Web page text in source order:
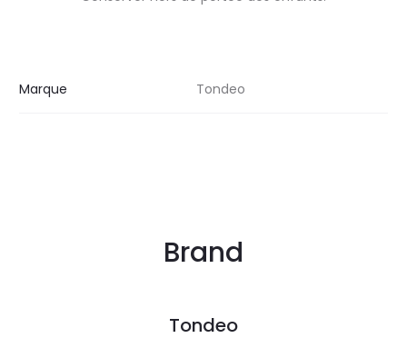
Marque Tondeo
Brand
Tondeo